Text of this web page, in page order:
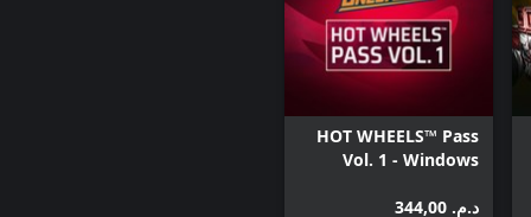
HOT WHEELS™ Pass
Vol. 1 - Windows
د.م.‏ 344,00